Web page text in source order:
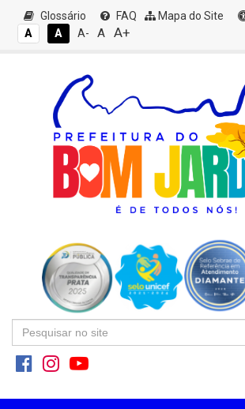
Glossário FAQ Mapa do Site
A
A A- A A+